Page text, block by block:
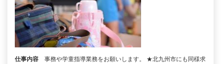
仕事内容
事務や学童指導業務をお願いします。 ★北九州市にも同様求